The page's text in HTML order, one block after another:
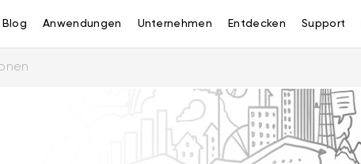
Blog Anwendungen Unternehmen Entdecken Support